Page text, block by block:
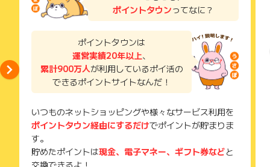
獲得待ち・獲得失敗の状態でお問い合わせされる際に、該当の
メールを送っていただく場合がございます。
そのため、紛失・破棄された場合は対応いたしかねますので、
ご注意ください。
(※) SafariやChromeなどwebサイトを表示するアプリのこと
ポイントタウンってなに？
ポイントタウンは
運営実績20年以上、
累計900万人が利用しているポイ活の
できるポイントサイトなんだ！
いつものネットショッピングや様々なサービス利用を
ポイントタウン経由にするだけでポイントが貯まりま
す。
貯めたポイントは現金、電子マネー、ギフト券などと
交換できるよ！